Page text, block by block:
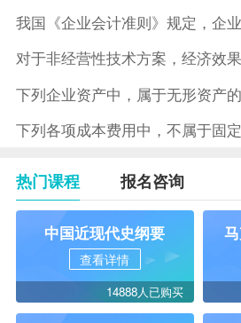
下列企业资产中，属于无形资
下列各项成本费用中，不属于固
热门课程 报名咨询
中国近现代史纲要
查看详情
14888人已购买